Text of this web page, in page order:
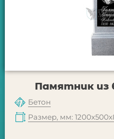
Памятник из
Бетон
Размер, мм: